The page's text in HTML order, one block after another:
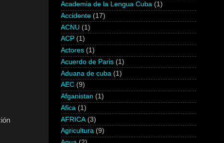
Academia de la Lengua Cuba (1)
Accidente (17)
ACNU (1)
ACP (1)
Actores (1)
Acuerdo de Paris (1)
Aduana de cuba (1)
AEC (9)
Afganistan (1)
Afica (1)
AFRICA (3)
Agricultura (9)